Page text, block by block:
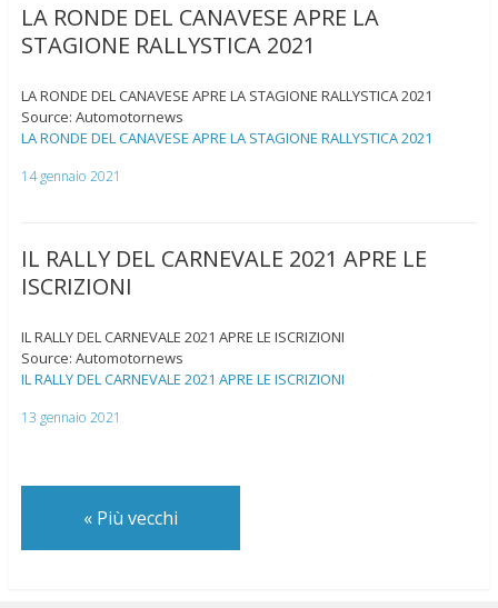
LA RONDE DEL CANAVESE APRE LA
STAGIONE RALLYSTICA 2021
LA RONDE DEL CANAVESE APRE LA STAGIONE RALLYSTICA 2021
Source: Automotornews
LA RONDE DEL CANAVESE APRE LA STAGIONE RALLYSTICA 2021
14 gennaio 2021
IL RALLY DEL CARNEVALE 2021 APRE LE
ISCRIZIONI
IL RALLY DEL CARNEVALE 2021 APRE LE ISCRIZIONI
Source: Automotornews
IL RALLY DEL CARNEVALE 2021 APRE LE ISCRIZIONI
13 gennaio 2021
«Più vecchi